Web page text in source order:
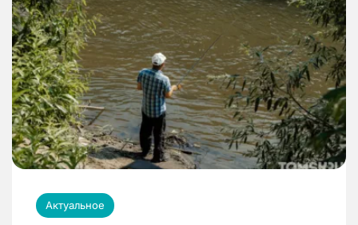
Актуальное